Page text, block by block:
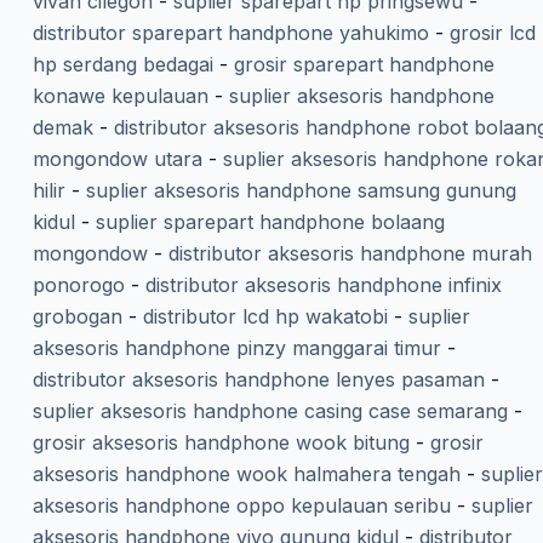
distributor sparepart handphone yahukimo - grosir lcd
hp serdang bedagai - grosir sparepart handphone
konawe kepulauan - suplier aksesoris handphone
demak- distributor aksesoris handphone robot
mongondow utara - suplier aksesoris handphone
hilir- suplier aksesoris handphone samsung gunung
kidul - suplier sparepart handphone bolaang
mongondow- distributor aksesoris handphone murah
ponorogo - distributor aksesoris handphone infinix
grobogan - distributor lcd hp wakatobi - suplier
aksesoris handphone pinzy manggarai timur-
distributor aksesoris handphone lenyes pasaman -
suplier aksesoris handphone casing case semarang -
grosir aksesoris handphone wook bitung - grosir
aksesoris handphone wook halmahera tengah - suplier
aksesoris handphone oppo kepulauan seribu - suplier
aksesoris handphone vivo gunung kidul - distributor